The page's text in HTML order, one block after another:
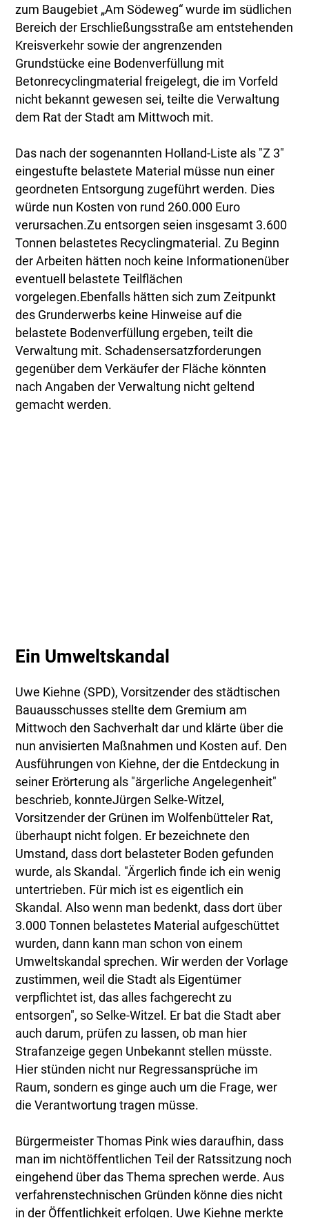
zum Baugebiet „Am Södeweg“ wurde im südlichen
Bereich der Erschließungsstraße am entstehenden
Kreisverkehr sowie der angrenzenden
Grundstücke eine Bodenverfüllung mit
Betonrecyclingmaterial freigelegt, die im Vorfeld
nicht bekannt gewesen sei, teilte die Verwaltung
dem Rat der Stadt am Mittwoch mit.
Das nach der sogenannten Holland-Liste als "Z 3"
eingestufte belastete Material müsse nun einer
geordneten Entsorgung zugeführt werden. Dies
würde nun Kosten von rund 260.000 Euro
verursachen.Zu entsorgen seien insgesamt 3.600
Tonnen belastetes Recyclingmaterial. Zu Beginn
der Arbeiten hätten noch keine Informationenüber
eventuell belastete Teilflächen
vorgelegen.Ebenfalls hätten sich zum Zeitpunkt
des Grunderwerbs keine Hinweise auf die
belastete Bodenverfüllung ergeben, teilt die
Verwaltung mit. Schadensersatzforderungen
gegenüber dem Verkäufer der Fläche könnten
nach Angaben der Verwaltung nicht geltend
gemacht werden.
Ein Umweltskandal
Uwe Kiehne (SPD), Vorsitzender des städtischen
Bauausschusses stellte dem Gremium am
Mittwoch den Sachverhalt dar und klärte über die
nun anvisierten Maßnahmen und Kosten auf. Den
Ausführungen von Kiehne, der die Entdeckung in
seiner Erörterung als "ärgerliche Angelegenheit"
beschrieb, konnteJürgen Selke-Witzel,
Vorsitzender der Grünen im Wolfenbütteler Rat,
überhaupt nicht folgen. Er bezeichnete den
Umstand, dass dort belasteter Boden gefunden
wurde, als Skandal. "Ärgerlich finde ich ein wenig
untertrieben. Für mich ist es eigentlich ein
Skandal. Also wenn man bedenkt, dass dort über
3.000 Tonnen belastetes Material aufgeschüttet
wurden, dann kann man schon von einem
Umweltskandal sprechen. Wir werden der Vorlage
zustimmen, weil die Stadt als Eigentümer
verpflichtet ist, das alles fachgerecht zu
entsorgen", so Selke-Witzel. Er bat die Stadt aber
auch darum, prüfen zu lassen, ob man hier
Strafanzeige gegen Unbekannt stellen müsste.
Hier stünden nicht nur Regressansprüche im
Raum, sondern es ginge auch um die Frage, wer
die Verantwortung tragen müsse.
Bürgermeister Thomas Pink wies daraufhin, dass
man im nichtöffentlichen Teil der Ratssitzung noch
eingehend über das Thema sprechen werde. Aus
verfahrenstechnischen Gründen könne dies nicht
in der Öffentlichkeit erfolgen. Uwe Kiehne merkte